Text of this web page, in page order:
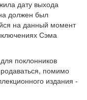
дату выхода
должен был
на данный момент
Сэма
поклонников
помимо
издания -